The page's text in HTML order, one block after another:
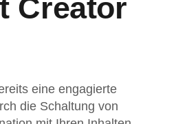
Creator
eine engagierte
die Schaltung von